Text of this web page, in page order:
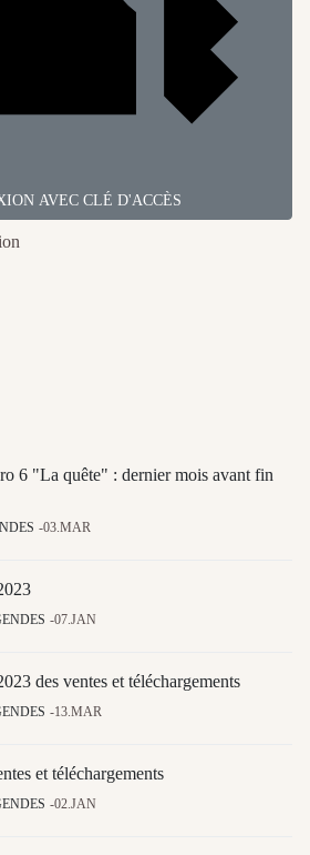
AVEC CLÉ D'ACCÈS
6 "La quête" : dernier mois avant fin
03.MAR
07.JAN
des ventes et téléchargements
13.MAR
et téléchargements
02.JAN